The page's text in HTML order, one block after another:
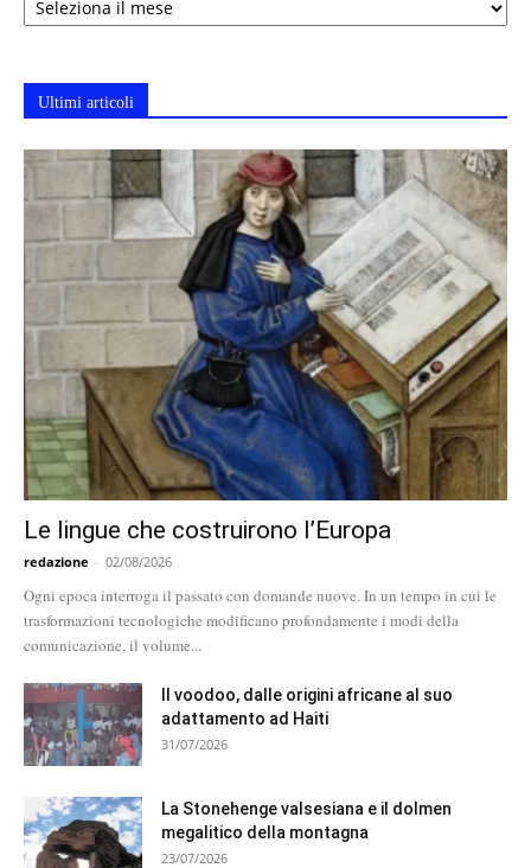
Ultimi articoli
Le lingue che costruirono l’Europa
redazione - 02/08/2026
Ogni epoca interroga il passato con domande nuove. In un tempo in cui le
trasformazioni tecnologiche modificano profondamente i modi della
comunicazione, il volume...
Il voodoo, dalle origini africane al suo
adattamento ad Haiti
31/07/2026
La Stonehenge valsesiana e il dolmen
megalitico della montagna
23/07/2026